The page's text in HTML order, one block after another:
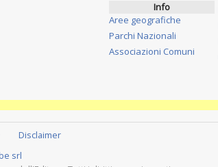
Info
Aree geografiche
Parchi Nazionali
Associazioni Comuni
Disclaimer
srl